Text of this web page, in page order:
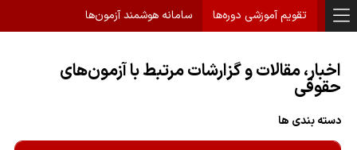
تقویم آموزشی دوره‌ها سامانه هوشمند آزمون‌ها
اخبار، مقالات و گزارشات مرتبط با آزمون‌های
حقوقی
دسته بندی ها